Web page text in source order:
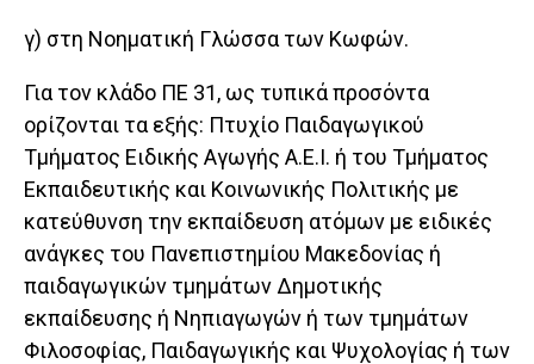
γ) στη Νοηματική Γλώσσα των Κωφών.
Για τον κλάδο ΠΕ 31, ως τυπικά προσόντα
ορίζονται τα εξής: Πτυχίο Παιδαγωγικού
Τμήματος Ειδικής Αγωγής Α.Ε.Ι. ή του Τμήματος
Εκπαιδευτικής και Κοινωνικής Πολιτικής με
κατεύθυνση την εκπαίδευση ατόμων με ειδικές
ανάγκες του Πανεπιστημίου Μακεδονίας ή
παιδαγωγικών τμημάτων Δημοτικής
εκπαίδευσης ή Νηπιαγωγών ή των τμημάτων
Φιλοσοφίας, Παιδαγωγικής και Ψυχολογίας ή των